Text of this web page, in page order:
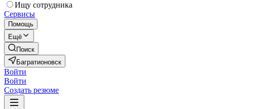
Ищу сотрудника
Сервисы
Помощь
Ещё
Поиск
Багратионовск
Войти
Войти
Создать резюме